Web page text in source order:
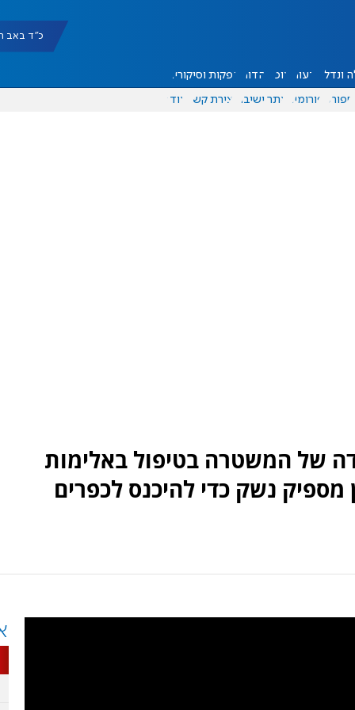
כ"ד באב תשפ"ו
ונדל"ן דעות אוכל יהדות הפקות וסיקורים
ספורט פורומים אתר ישיבה יצירת קשר עוד
של המשטרה בטיפול באלימות
נשק כדי להיכנס לכפרים